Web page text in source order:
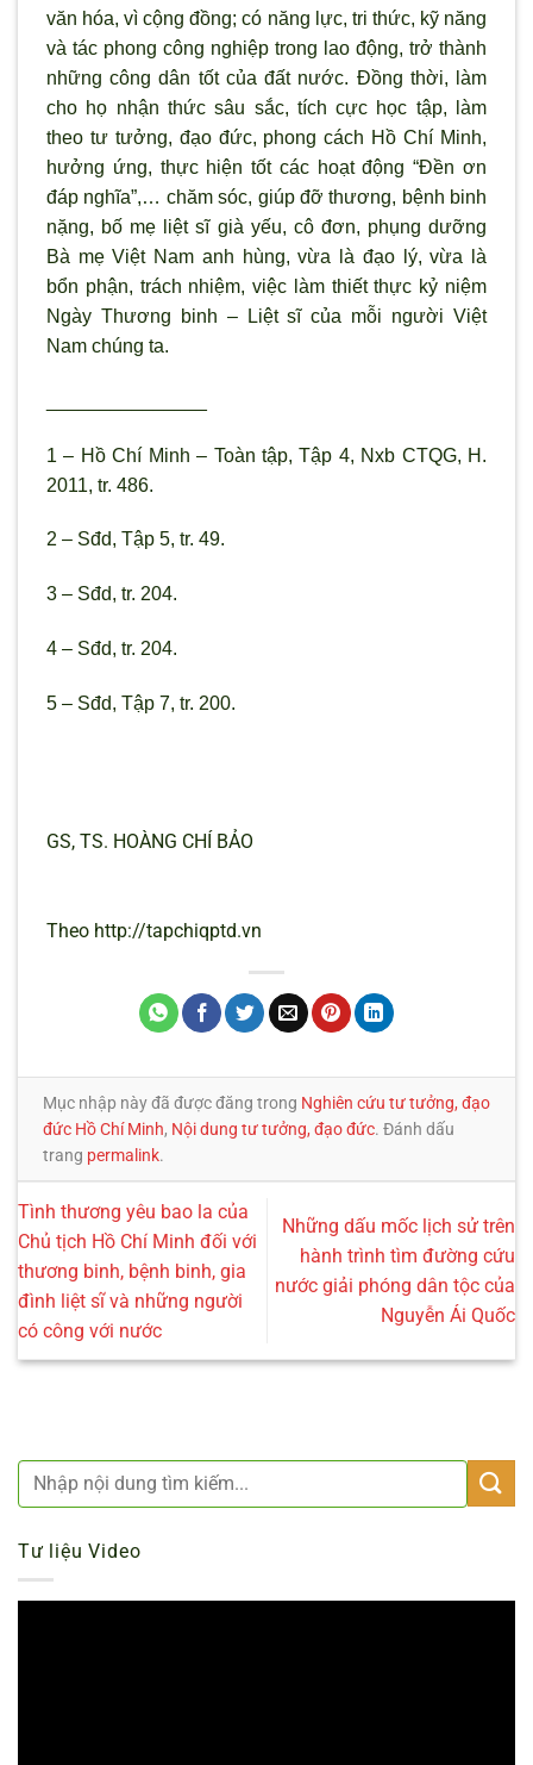
văn hóa, vì cộng đồng; có năng lực, tri thức, kỹ năng
và tác phong công nghiệp trong lao động, trở thành
những công dân tốt của đất nước. Đồng thời, làm
cho họ nhận thức sâu sắc, tích cực học tập, làm
theo tư tưởng, đạo đức, phong cách Hồ Chí Minh,
hưởng ứng, thực hiện tốt các hoạt động “Đền ơn
đáp nghĩa”,… chăm sóc, giúp đỡ thương, bệnh binh
nặng, bố mẹ liệt sĩ già yếu, cô đơn, phụng dưỡng
Bà mẹ Việt Nam anh hùng, vừa là đạo lý, vừa là
bổn phận, trách nhiệm, việc làm thiết thực kỷ niệm
Ngày Thương binh – Liệt sĩ của mỗi người Việt
Nam chúng ta.
1 – Hồ Chí Minh – Toàn tập, Tập 4, Nxb CTQG, H.
2011, tr. 486.
2 – Sđd, Tập 5, tr. 49.
3 – Sđd, tr. 204.
4 – Sđd, tr. 204.
5 – Sđd, Tập 7, tr. 200.
GS, TS. HOÀNG CHÍ BẢO
Theo http://tapchiqptd.vn
Mục nhập này đã được đăng trong Nghiên cứu tư tưởng, đạo
đức Hồ Chí Minh, Nội dung tư tưởng, đạo đức. Đánh dấu
trang permalink.
Tình thương yêu bao la của
Chủ tịch Hồ Chí Minh đối với
thương binh, bệnh binh, gia
đình liệt sĩ và những người
có công với nước
Những dấu mốc lịch sử trên
hành trình tìm đường cứu
nước giải phóng dân tộc của
Nguyễn Ái Quốc
Tư liệu Video